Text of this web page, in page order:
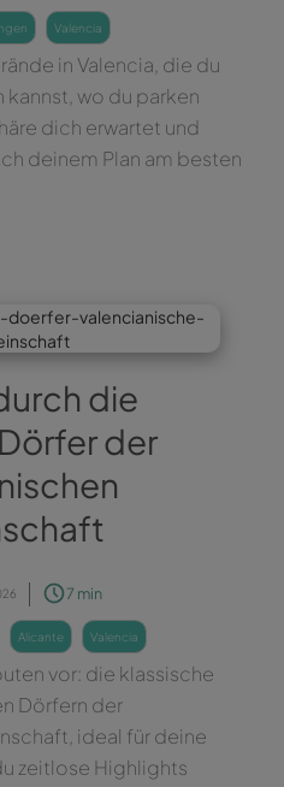
valencia
in Valencia, die du
wo du parken
dich erwartet und
deinem Plan am besten
die
der
7 min
alicante valencia
vor: die klassische
Dörfern der
ideal für deine
zeitlose Highlights